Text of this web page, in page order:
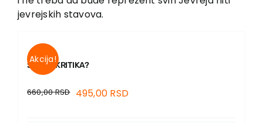
jevrejskih stavova.
Akcija!
ŠTA JE KRITIKA?
660,00RSD 495,00 RSD